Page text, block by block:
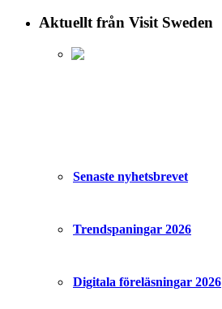
Aktuellt från Visit Sweden
Senaste nyhetsbrevet
Trendspaningar 2026
Digitala föreläsningar 2026